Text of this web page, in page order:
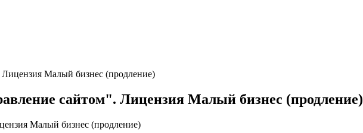
Малый бизнес (продление)
сайтом". Лицензия Малый бизнес (продление)